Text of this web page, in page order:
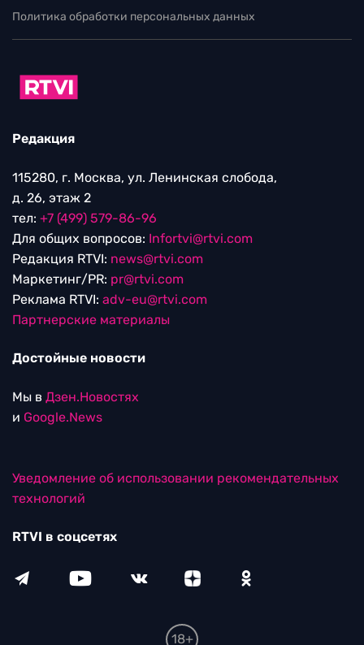
Политика обработки персональных данных
Редакция
115280, г. Москва, ул. Ленинская слобода,
д. 26, этаж 2
тел: +7 (499) 579-86-96
Для общих вопросов: Infortvi@rtvi.com
Редакция RTVI: news@rtvi.com
Маркетинг/PR: pr@rtvi.com
Реклама RTVI: adv-eu@rtvi.com
Партнерские материалы
Достойные новости
Мы в Дзен.Новостях
и Google.News
Уведомление об использовании рекомендательных
технологий
RTVI в соцсетях
18+